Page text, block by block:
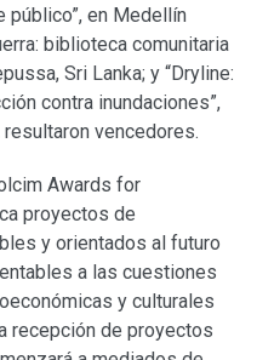
público”, en Medellín
biblioteca comunitaria
Sri Lanka; y “Dryline:
contra inundaciones”,
vencedores.
Awards for
proyectos de
y orientados al futuro
a las cuestiones
y culturales
recepción de proyectos